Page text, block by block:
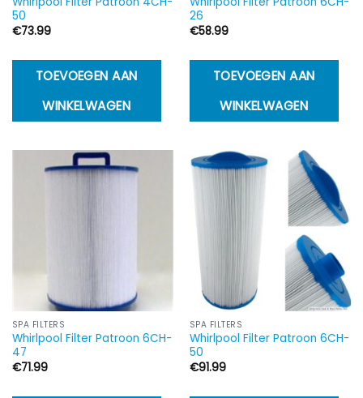
50
€73.99
TOEVOEGEN AAN
WINKELWAGEN
26
€58.99
TOEVOEGEN AAN
WINKELWAGEN
SPA FILTERS
Whirlpool Filter Patroon 6CH-
47
€71.99
SPA FILTERS
Whirlpool Filter Patroon 6CH-
50
€91.99